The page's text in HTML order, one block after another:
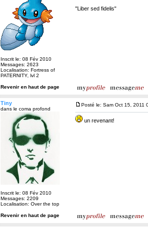
Inscrit le: 08 Fév 2010
Messages: 2623
Localisation: Fortress of
PATERNITY, lvl 2
"Liber sed fidelis"
Revenir en haut de page
Tiny
dans le coma profond
Inscrit le: 08 Fév 2010
Messages: 2209
Localisation: Over the top
Posté le: Sam Oct 15, 2011
un revenant!
Revenir en haut de page